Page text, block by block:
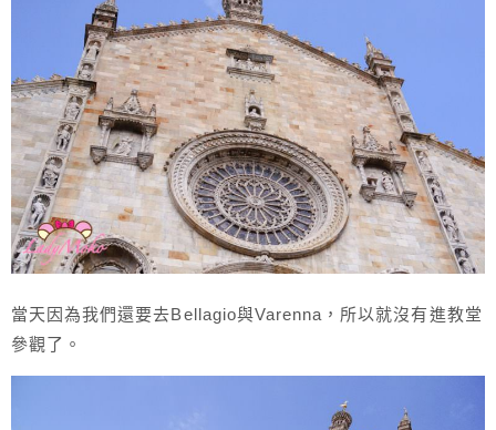
當天因為我們還要去Bellagio與Varenna，所以就沒有進教堂
參觀了。